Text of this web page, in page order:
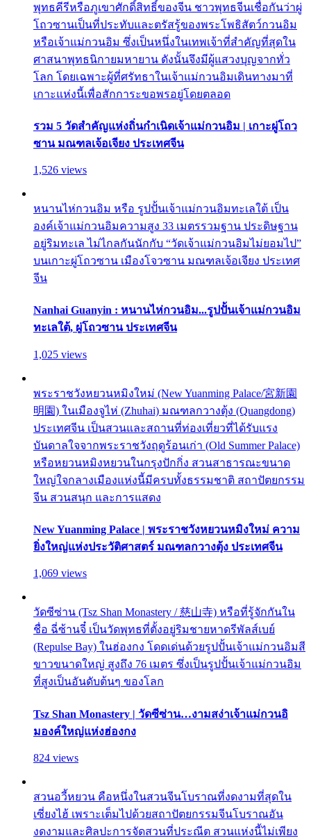
พุทธคีรีหรือภูเขาศักดิ์สิทธิ์ของจีน ชาวพุทธจีนเชื่อกันว่าผู่
โถวซานเป็นที่ประทับและตรัสรู้ของพระโพธิสัตว์กวนอิม
หรือเจ้าแม่กวนอิม ซึ่งเป็นหนึ่งในเทพเจ้าที่สำคัญที่สุดใน
ศาสนาพุทธนิกายมหายาน ดังนั้นจึงมีผู้แสวงบุญจากทั่ว
โลก โดยเฉพาะผู้ที่ศรัทธาในเจ้าแม่กวนอิมเดินทางมาที่
เกาะแห่งนี้เพื่อสักการะขอพรอยู่โดยตลอด
รวม 5 วัดสำคัญแห่งถิ่นกำเนิดเจ้าแม่กวนอิม | เกาะผู่โถว
ซาน มณฑลเจ้อเจียง ประเทศจีน
1,526 views
หนานไห่กวนอิม หรือ รูปปั้นเจ้าแม่กวนอิมทะเลใต้ เป็น
องค์เจ้าแม่กวนอิมความสูง 33 เมตรรวมฐาน ประดิษฐาน
อยู่ริมทะเล ไม่ไกลกันนักกับ “วัดเจ้าแม่กวนอิมไม่ยอมไป”
บนเกาะผู่โถวซาน เมืองโจวซาน มณฑลเจ้อเจียง ประเทศ
จีน
Nanhai Guanyin : หนานไห่กวนอิม...รูปปั้นเจ้าแม่กวนอิม
ทะเลใต้, ผู่โถวซาน ประเทศจีน
1,025 views
พระราชวังหยวนหมิงใหม่ (New Yuanming Palace/宮新園
明園) ในเมืองจูไห่ (Zhuhai) มณฑลกวางตุ้ง (Quangdong)
ประเทศจีน เป็นสวนและสถานที่ท่องเที่ยวที่ได้รับแรง
บันดาลใจจากพระราชวังฤดูร้อนเก่า (Old Summer Palace)
หรือหยวนหมิงหยวนในกรุงปักกิ่ง สวนสาธารณะขนาด
ใหญ่ใจกลางเมืองแห่งนี้มีครบทั้งธรรมชาติ สถาปัตยกรรม
จีน สวนสนุก และการแสดง
New Yuanming Palace | พระราชวังหยวนหมิงใหม่ ความ
ยิ่งใหญ่แห่งประวัติศาสตร์ มณฑลกวางตุ้ง ประเทศจีน
1,069 views
วัดซีซ่าน (Tsz Shan Monastery / 慈山寺) หรือที่รู้จักกันใน
ชื่อ ฉี่ซ้านจี๋ เป็นวัดพุทธที่ตั้งอยู่ริมชายหาดรีพัลส์เบย์
(Repulse Bay) ในฮ่องกง โดดเด่นด้วยรูปปั้นเจ้าแม่กวนอิมสี
ขาวขนาดใหญ่ สูงถึง 76 เมตร ซึ่งเป็นรูปปั้นเจ้าแม่กวนอิม
ที่สูงเป็นอันดับต้นๆ ของโลก
Tsz Shan Monastery | วัดซีซ่าน…งามสง่าเจ้าแม่กวนอิ
มองค์ใหญ่แห่งฮ่องกง
824 views
สวนอวี้หยวน คือหนึ่งในสวนจีนโบราณที่งดงามที่สุดใน
เซี่ยงไฮ้ เพราะเต็มไปด้วยสถาปัตยกรรมจีนโบราณอัน
งดงามและศิลปะการจัดสวนที่ประณีต สวนแห่งนี้ไม่เพียง